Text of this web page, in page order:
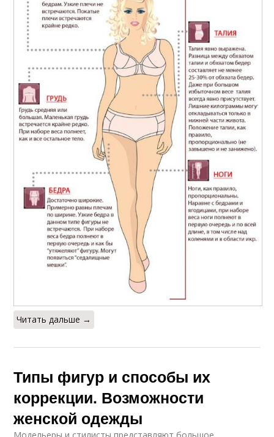
Читать дальше →
Типы фигур и способы их
коррекции. Возможности
женской одежды